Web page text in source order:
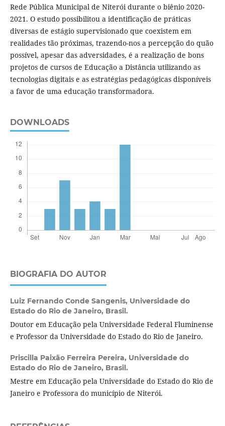
Rede Pública Municipal de Niterói durante o biênio 2020-
2021. O estudo possibilitou a identificação de práticas
diversas de estágio supervisionado que coexistem em
realidades tão próximas, trazendo-nos a percepção do quão
possível, apesar das adversidades, é a realização de bons
projetos de cursos de Educação a Distância utilizando as
tecnologias digitais e as estratégias pedagógicas disponíveis
a favor de uma educação transformadora.
DOWNLOADS
BIOGRAFIA DO AUTOR
Luiz Fernando Conde Sangenis, Universidade do
Estado do Rio de Janeiro, Brasil.
Doutor em Educação pela Universidade Federal Fluminense
e Professor da Universidade do Estado do Rio de Janeiro.
Priscilla Paixão Ferreira Pereira, Universidade do
Estado do Rio de Janeiro, Brasil.
Mestre em Educação pela Universidade do Estado do Rio de
Janeiro e Professora do município de Niterói.